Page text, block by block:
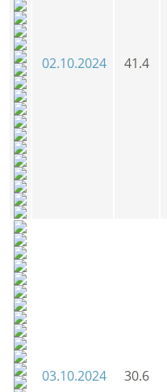
02.10.2024 41.4
03.10.2024 30.6